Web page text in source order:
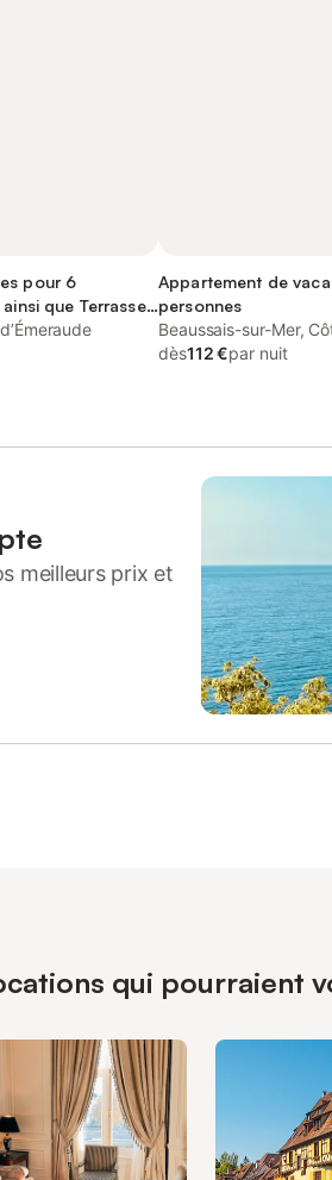
pour 6
que Terrasse
Appartement de
personnes
Beaussais-sur-Mer,
dès112 €par nuit
meilleurs prix et
qui pourraient